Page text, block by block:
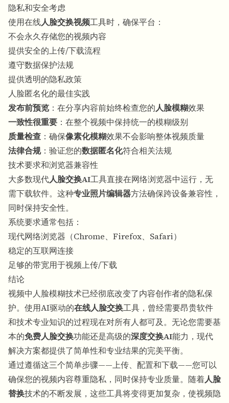
隐私和安全考虑
使用在线人脸交换视频工具时，确保平台：
不会永久存储您的视频内容
提供安全的上传/下载流程
遵守数据保护法规
提供透明的隐私政策
人脸匿名化的最佳实践
发布前预览 ：在分享内容前始终检查您的人脸模糊效果
一致性很重要 ：在整个视频中保持统一的模糊级别
质量检查 ：确保像素化模糊效果不会影响整体视频质量
法律合规：验证您的数据匿名化符合相关法规
技术要求和浏览器兼容性
大多数现代人脸交换AI工具直接在网络浏览器中运行，无
需下载软件。这种专业照片编辑器方法确保跨设备兼容性，
同时保持安全性。
系统要求通常包括：
现代网络浏览器（Chrome、Firefox、Safari）
稳定的互联网连接
足够的带宽用于视频上传/下载
结论
视频中人脸模糊技术已经彻底改变了内容创作者的隐私保
护。使用AI驱动的在线人脸交换工具，曾经需要昂贵软件
和技术专业知识的过程现在对所有人都可及。无论您需要基
本的免费人脸交换功能还是高级的深度交换AI能力，现代
解决方案都提供了简单性和专业结果的完美平衡。
通过遵循这三个简单步骤——上传、配置和下载——您可以
确保您的视频内容尊重隐私，同时保持专业质量。随着人脸
替换技术的不断发展，这些工具将变得更加复杂，使视频隐